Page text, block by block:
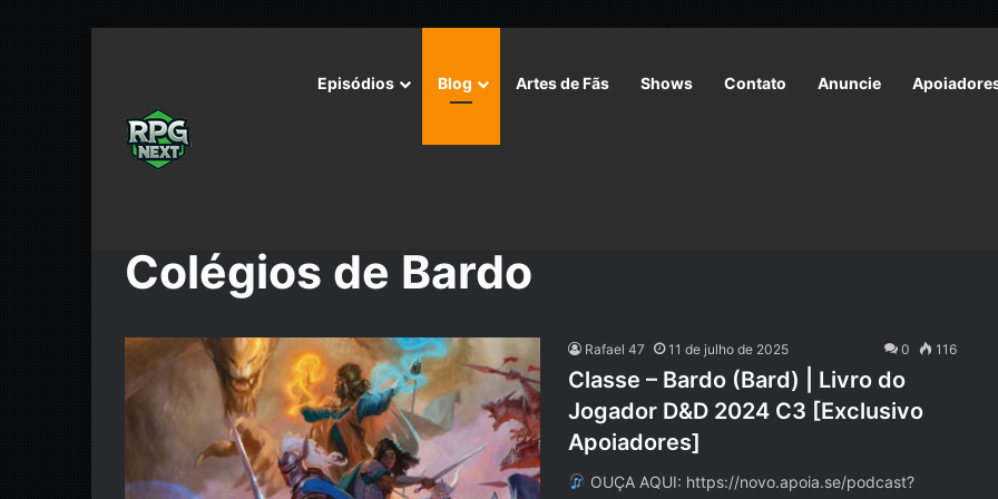
Episódios Blog Artes de Fãs Shows Contato Anuncie
Colégios de Bardo
Rafael 47 11 de julho de 2025 0 116
Classe – Bardo (Bard) | Livro do
Jogador D&D 2024 C3 [Exclusivo
Apoiadores]
OUÇA AQUI: https://novo.apoia.se/podcast?